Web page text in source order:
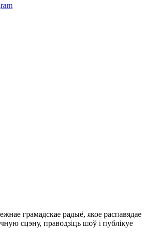
грамадскае радыё, якое распавядае
сцэну, праводзіць шоў і публікуе